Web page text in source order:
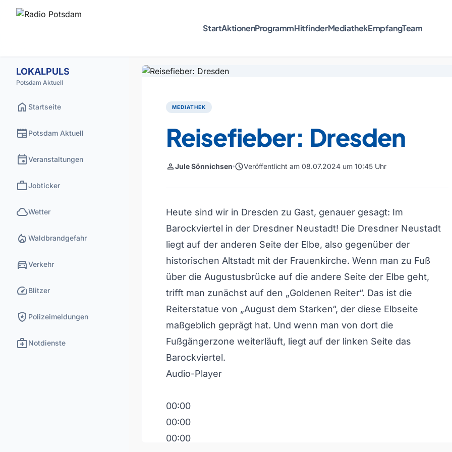
StartAktionenProgrammHitfinderMediathekEmpfangTeam
LOKALPULS
Potsdam Aktuell
home Startseite
newspaperPotsdam Aktuell
eventVeranstaltungen
workJobticker
cloudWetter
local_fire_department Waldbrandgefahr
directions_carVerkehr
speedBlitzer
local_police Polizeimeldungen
medical_servicesNotdienste
MEDIATHEK
Reisefieber: Dresden
personJule Sönnichsen scheduleVeröffentlicht am 08.07.2024 um 10:45 Uhr
Heute sind wir in Dresden zu Gast, genauer gesagt: Im
Barockviertel in der Dresdner Neustadt! Die Dresdner Neustadt
liegt auf der anderen Seite der Elbe, also gegenüber der
historischen Altstadt mit der Frauenkirche. Wenn man zu Fuß
über die Augustusbrücke auf die andere Seite der Elbe geht,
trifft man zunächst auf den „Goldenen Reiter“. Das ist die
Reiterstatue von „August dem Starken“, der diese Elbseite
maßgeblich geprägt hat. Und wenn man von dort die
Fußgängerzone weiterläuft, liegt auf der linken Seite das
Barockviertel.
Audio-Player
00:00
00:00
00:00